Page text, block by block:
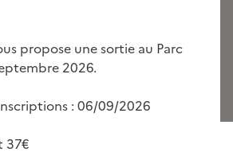
propose une sortie au Parc
2026.
: 06/09/2026
37€